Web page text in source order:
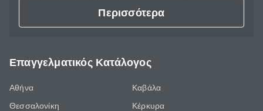
Περισσότερα
Επαγγελματικός Κατάλογος
Αθήνα
Θεσσαλονίκη
Καβάλα
Κέρκυρα